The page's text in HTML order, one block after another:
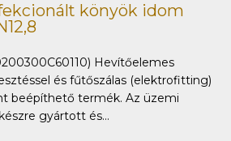
könyök idom
Hevítőelemes
és fűtőszálas (elektrofitting)
beépíthető termék. Az üzemi
gyártott és...